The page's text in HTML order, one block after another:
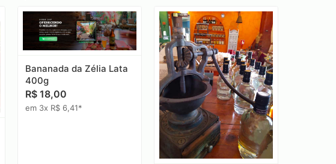
Bananada da Zélia Lata
400g
R$ 18,00
em 3x R$ 6,41*